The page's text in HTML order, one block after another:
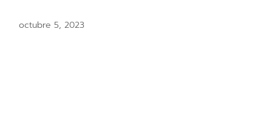
octubre 5, 2023